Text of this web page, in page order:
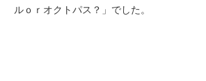
ルｏｒオクトパス？」でした。